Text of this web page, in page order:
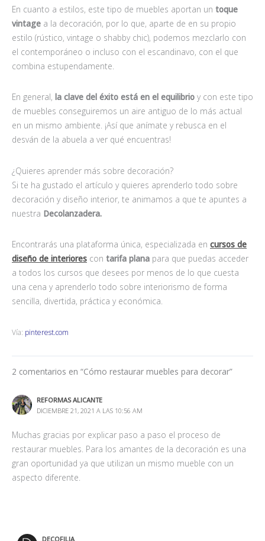
En cuanto a estilos, este tipo de muebles aportan un toque
vintage a la decoración, por lo que, aparte de en su propio
estilo (rústico, vintage o shabby chic), podemos mezclarlo con
el contemporáneo o incluso con el escandinavo, con el que
combina estupendamente.
En general, la clave del éxito está en el equilibrio y con este tipo
de muebles conseguiremos un aire antiguo de lo más actual
en un mismo ambiente. ¡Así que anímate y rebusca en el
desván de la abuela a ver qué encuentras!
¿Quieres aprender más sobre decoración?
Si te ha gustado el artículo y quieres aprenderlo todo sobre
decoración y diseño interior, te animamos a que te apuntes a
nuestra Decolanzadera.
Encontrarás una plataforma única, especializada en cursos de
diseño de interiores con tarifa plana para que puedas acceder
a todos los cursos que desees por menos de lo que cuesta
una cena y aprenderlo todo sobre interiorismo de forma
sencilla, divertida, práctica y económica.
Vía: pinterest.com
2 comentarios en “Cómo restaurar muebles para decorar”
REFORMAS ALICANTE
DICIEMBRE 21, 2021 A LAS 10:56 AM
Muchas gracias por explicar paso a paso el proceso de
restaurar muebles. Para los amantes de la decoración es una
gran oportunidad ya que utilizan un mismo mueble con un
aspecto diferente.
DECOFILIA